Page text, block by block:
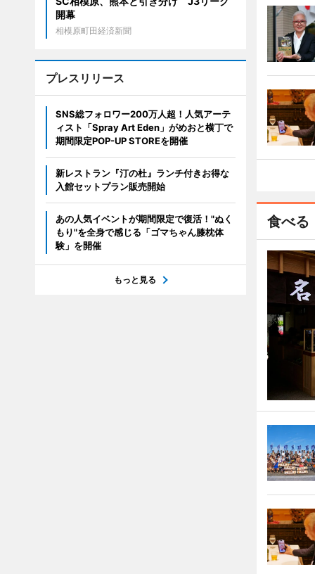
食べる
開幕
相模原町田経済新聞
プレスリリース
SNS総フォロワー200万人超！人気アーテ
ィスト「Spray Art Eden」がめおと横丁で
期間限定POP-UP STOREを開催
新レストラン『汀の杜』ランチ付きお得な
入館セットプラン販売開始
あの人気イベントが期間限定で復活！"ぬく
もり"を全身で感じる「ゴマちゃん膝枕体
験」を開催
もっと見る